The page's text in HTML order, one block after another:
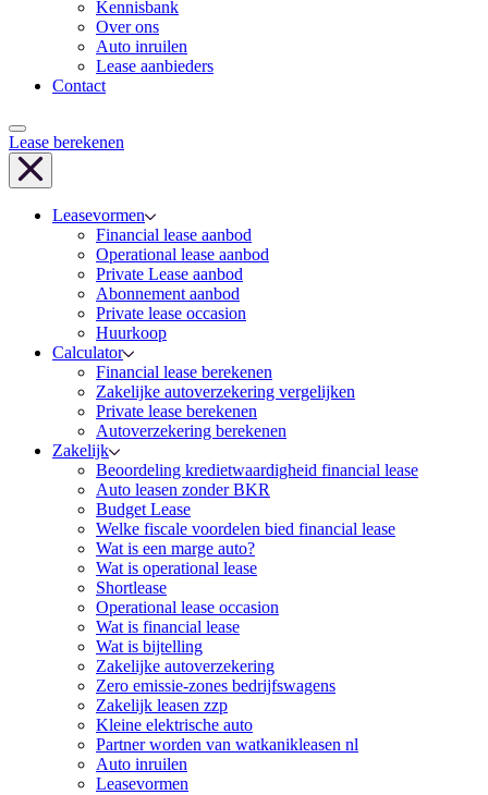
Kennisbank
Over ons
Auto inruilen
Lease aanbieders
Contact
Lease berekenen
Leasevormen
Financial lease aanbod
Operational lease aanbod
Private Lease aanbod
Abonnement aanbod
Private lease occasion
Huurkoop
Calculator
Financial lease berekenen
Zakelijke autoverzekering vergelijken
Private lease berekenen
Autoverzekering berekenen
Zakelijk
Beoordeling kredietwaardigheid financial lease
Auto leasen zonder BKR
Budget Lease
Welke fiscale voordelen bied financial lease
Wat is een marge auto?
Wat is operational lease
Shortlease
Operational lease occasion
Wat is financial lease
Wat is bijtelling
Zakelijke autoverzekering
Zero emissie-zones bedrijfswagens
Zakelijk leasen zzp
Kleine elektrische auto
Partner worden van watkanikleasen nl
Auto inruilen
Leasevormen